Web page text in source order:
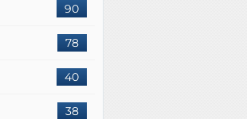
90
78
40
38